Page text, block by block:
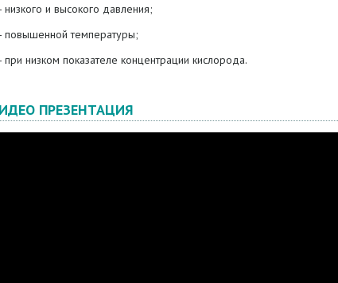
низкого и высокого давления;
повышенной температуры;
при низком показателе концентрации кислорода.
ПРЕЗЕНТАЦИЯ